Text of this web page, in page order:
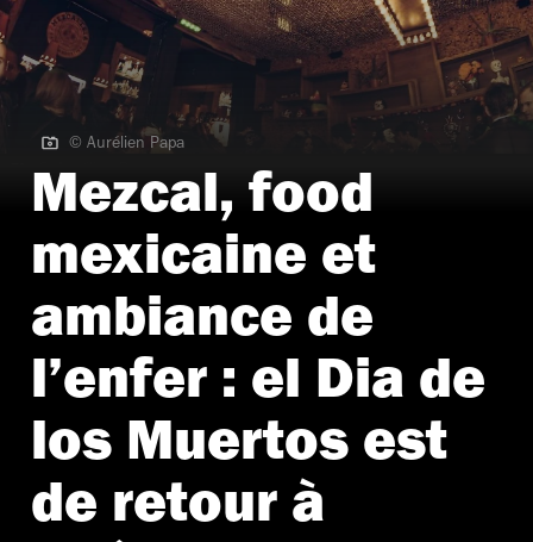
© Aurélien Papa
© Aurélien Papa
Mezcal, food
mexicaine et
ambiance de
l’enfer : el Dia de
los Muertos est
de retour à